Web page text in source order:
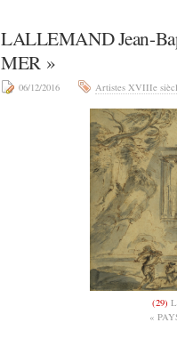
LALLEMAND Jean-
MER »
06/12/2016 Artistes XVIIIe
(29)
«